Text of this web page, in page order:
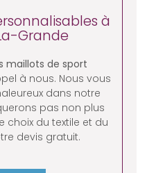
à
Grande
maillots de sport
à nous. Nous vous
dans notre
pas non plus
choix du textile et du
devis gratuit.